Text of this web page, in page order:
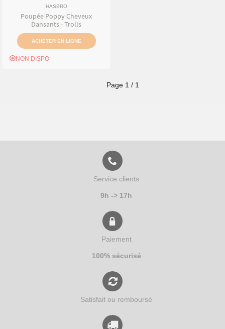
HASBRO
Poupée Poppy Cheveux
Dansants - Trolls
ACHETER EN LIGNE
NON DISPO
Page 1 / 1
Service clients
9h -> 17h
Paiement
100% sécurisé
Satisfait ou remboursé